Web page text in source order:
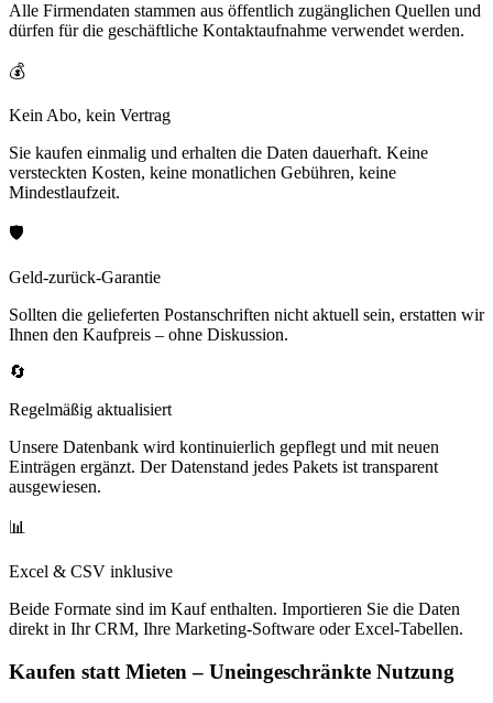
Alle Firmendaten stammen aus öffentlich zugänglichen Quellen und
dürfen für die geschäftliche Kontaktaufnahme verwendet werden.
💰
Kein Abo, kein Vertrag
Sie kaufen einmalig und erhalten die Daten dauerhaft. Keine
versteckten Kosten, keine monatlichen Gebühren, keine
Mindestlaufzeit.
🛡️
Geld-zurück-Garantie
Sollten die gelieferten Postanschriften nicht aktuell sein, erstatten wir
Ihnen den Kaufpreis – ohne Diskussion.
🔄
Regelmäßig aktualisiert
Unsere Datenbank wird kontinuierlich gepflegt und mit neuen
Einträgen ergänzt. Der Datenstand jedes Pakets ist transparent
ausgewiesen.
📊
Excel & CSV inklusive
Beide Formate sind im Kauf enthalten. Importieren Sie die Daten
direkt in Ihr CRM, Ihre Marketing-Software oder Excel-Tabellen.
Kaufen statt Mieten – Uneingeschränkte Nutzung